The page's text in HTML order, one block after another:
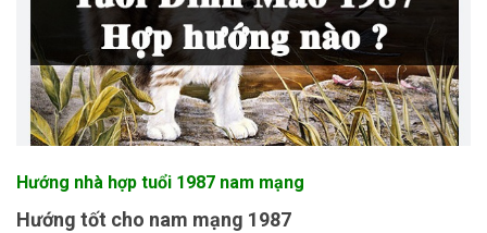
Hướng nhà hợp tuổi 1987 nam mạng
Hướng tốt cho nam mạng 1987